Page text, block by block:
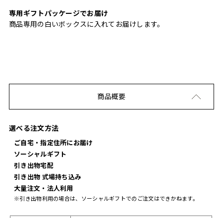
専用ギフトパッケージでお届け
商品専用の白いボックスに入れてお届けします。
商品概要
選べる注文方法
ご自宅・指定住所にお届け
ソーシャルギフト
引き出物宅配
引き出物 式場持ち込み
大量注文・法人利用
※引き出物利用の場合は、ソーシャルギフトでのご注文はできかねます。